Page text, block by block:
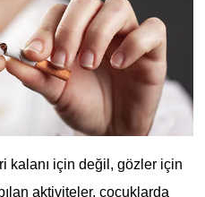
kalanı için değil, gözler için
aktiviteler, çocuklarda